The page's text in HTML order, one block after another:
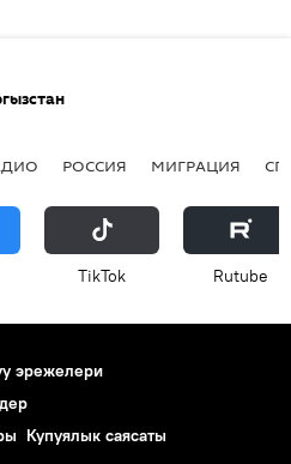
РОССИЯ МИГРАЦИЯ
ТikТоk Rutube
эрежелери
Купуялык саясаты